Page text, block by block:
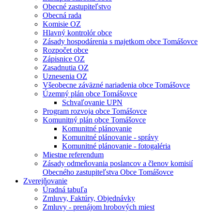
Obecné zastupiteľstvo
Obecná rada
Komisie OZ
Hlavný kontrolór obce
Zásady hospodárenia s majetkom obce Tomášovce
Rozpočet obce
Zápisnice OZ
Zasadnutia OZ
Uznesenia OZ
Všeobecne záväzné nariadenia obce Tomášovce
Územný plán obce Tomášovce
Schvaľovanie UPN
Program rozvoja obce Tomášovce
Komunitný plán obce Tomášovce
Komunitné plánovanie
Komunitné plánovanie - správy
Komunitné plánovanie - fotogaléria
Miestne referendum
Zásady odmeňovania poslancov a členov komisií
Obecného zastupiteľstva Obce Tomášovce
Zverejňovanie
Úradná tabuľa
Zmluvy, Faktúry, Objednávky
Zmluvy - prenájom hrobových miest